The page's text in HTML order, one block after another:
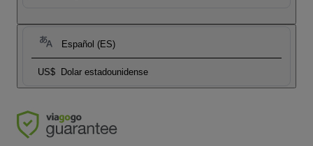
Español (ES)
US$ Dolar estadounidense